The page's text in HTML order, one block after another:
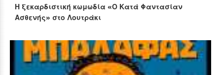
Η ξεκαρδιστική κωμωδία «Ο Κατά Φαντασίαν
Ασθενής» στο Λουτράκι